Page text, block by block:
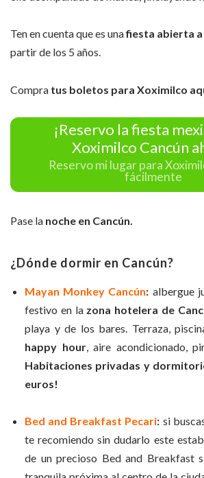
Ten en cuenta que es unafiesta abierta
partir de los 5 años.
Compra tus boletos para Xoximilco
¡Reservo la fiesta
Xoximilco Cancún
Reservo mi lugar para
fácilmente
Pase la noche en Cancún.
¿Dónde dormir en Cancún?
Mayan Monkey Cancún: albergue
festivo en la zona hotelera de
playa y de los bares. Terraza,
happy hour, aire acondicionado,
Habitaciones privadas y
euros!
Bed and Breakfast Pecari: si
te recomiendo sin dudarlo este
de un precioso Bed and Breakfast